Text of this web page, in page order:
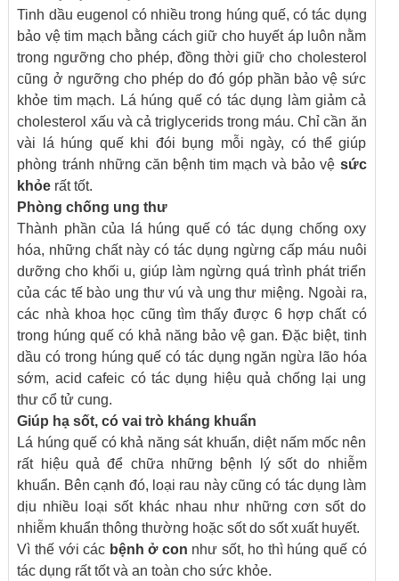
Tinh dầu eugenol có nhiều trong húng quế, có tác dụng
bảo vệ tim mạch bằng cách giữ cho huyết áp luôn nằm
trong ngưỡng cho phép, đồng thời giữ cho cholesterol
cũng ở ngưỡng cho phép do đó góp phần bảo vệ sức
khỏe tim mạch. Lá húng quế có tác dụng làm giảm cả
cholesterol xấu và cả triglycerids trong máu. Chỉ cần ăn
vài lá húng quế khi đói bụng mỗi ngày, có thể giúp
phòng tránh những căn bệnh tim mạch và bảo vệ sức
khỏe rất tốt.
Phòng chống ung thư
Thành phần của lá húng quế có tác dụng chống oxy
hóa, những chất này có tác dụng ngừng cấp máu nuôi
dưỡng cho khối u, giúp làm ngừng quá trình phát triển
của các tế bào ung thư vú và ung thư miệng. Ngoài ra,
các nhà khoa học cũng tìm thấy được 6 hợp chất có
trong húng quế có khả năng bảo vệ gan. Đặc biệt, tinh
dầu có trong húng quế có tác dụng ngăn ngừa lão hóa
sớm, acid cafeic có tác dụng hiệu quả chống lại ung
thư cổ tử cung.
Giúp hạ sốt, có vai trò kháng khuẩn
Lá húng quế có khả năng sát khuẩn, diệt nấm mốc nên
rất hiệu quả để chữa những bệnh lý sốt do nhiễm
khuẩn. Bên cạnh đó, loại rau này cũng có tác dụng làm
dịu nhiều loại sốt khác nhau như những cơn sốt do
nhiễm khuẩn thông thường hoặc sốt do sốt xuất huyết.
Vì thế với các bệnh ở con như sốt, ho thì húng quế có
tác dụng rất tốt và an toàn cho sức khỏe.